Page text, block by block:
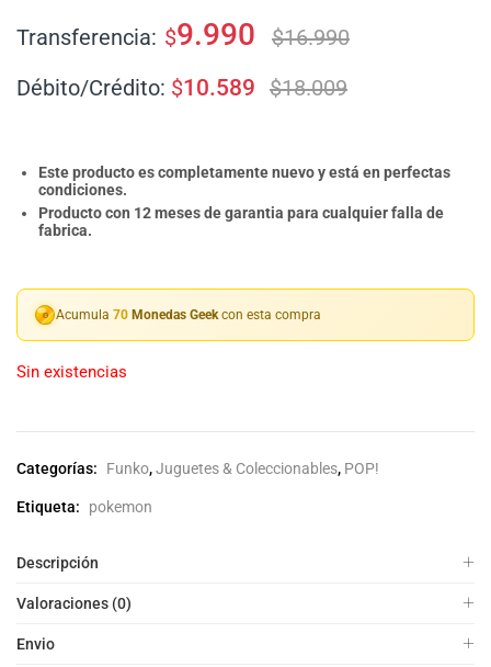
Transferencia: $9.990 $16.990
Débito/Crédito: $10.589 $18.009
Este producto es completamente nuevo y está en perfectas
condiciones.
Producto con 12 meses de garantia para cualquier falla de
fabrica.
Acumula 70 Monedas Geek con esta compra
Sin existencias
Categorías: Funko,Juguetes & Coleccionables, POP!
Etiqueta: pokemon
Descripción
Valoraciones (0)
Envio